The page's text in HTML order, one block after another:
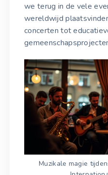
we terug in de vele
wereldwijd
concerten tot
Muzikale magie